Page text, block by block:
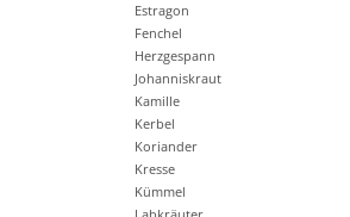
Estragon
Fenchel
Herzgespann
Johanniskraut
Kamille
Kerbel
Koriander
Kresse
Kümmel